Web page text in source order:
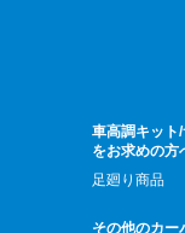
車高調キット
をお求めの方
足廻り商品
その他のカー